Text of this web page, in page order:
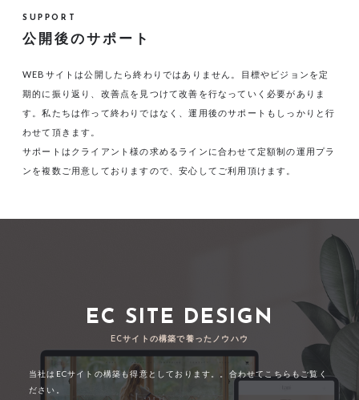
SUPPORT
公開後のサポート
WEBサイトは公開したら終わりではありません。目標やビジョンを定
期的に振り返り、改善点を見つけて改善を行なっていく必要がありま
す。私たちは作って終わりではなく、運用後のサポートもしっかりと行
わせて頂きます。
サポートはクライアント様の求めるラインに合わせて定額制の運用プラ
ンを複数ご用意しておりますので、安心してご利用頂けます。
EC SITE DESIGN
ECサイトの構築で養ったノウハウ
当社はECサイトの構築も得意としております。。合わせてこちらもご覧く
ださい。